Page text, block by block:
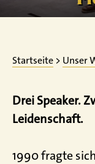
Startseite > Unser
Drei Speaker.
Leidenschaft.
1990 fragte